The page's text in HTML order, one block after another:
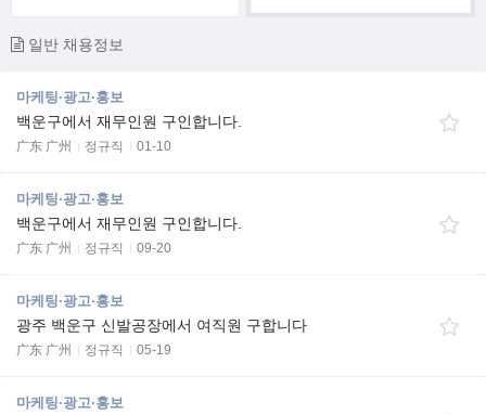
일반 채용정보
마케팅·광고·홍보
백운구에서 재무인원 구인합니다.
广东 广州 정규직 01-10
마케팅·광고·홍보
백운구에서 재무인원 구인합니다.
广东 广州 정규직 09-20
마케팅·광고·홍보
광주 백운구 신발공장에서 여직원 구합니다
广东 广州 정규직 05-19
마케팅·광고·홍보